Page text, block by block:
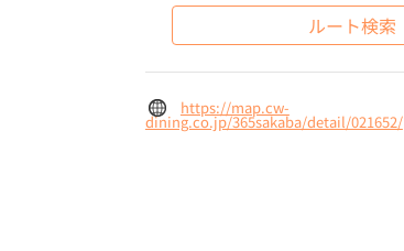
ルート検索
https://map.cw-
dining.co.jp/365sakaba/detail/021652/